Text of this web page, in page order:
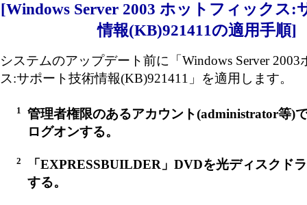
[Windows Server 2003 ホットフィックス:
情報(KB)921411の適用手順]
システムのアップデート前に「Windows Server
ス:サポート技術情報(KB)921411」を適用します。
1
管理者権限のあるアカウント(administrator等)
ログオンする。
2
「EXPRESSBUILDER」DVDを光ディスクド
する。